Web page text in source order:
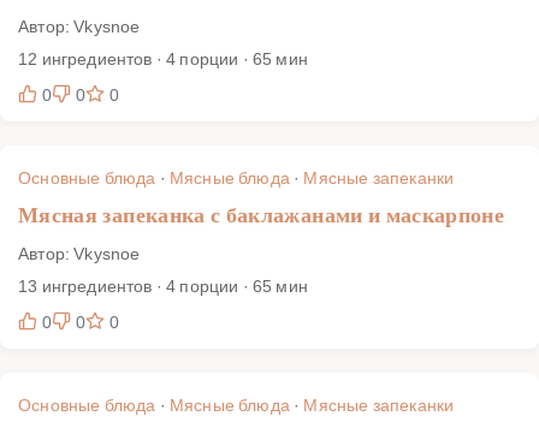
Автор: Vkysnoe
12 ингредиентов · 4 порции · 65 мин
0
0 0
Основные блюда · Мясные блюда· Мясные запеканки
Мясная запеканка с баклажанами и маскарпоне
Автор: Vkysnoe
13 ингредиентов · 4 порции · 65 мин
0
0 0
Основные блюда · Мясные блюда· Мясные запеканки